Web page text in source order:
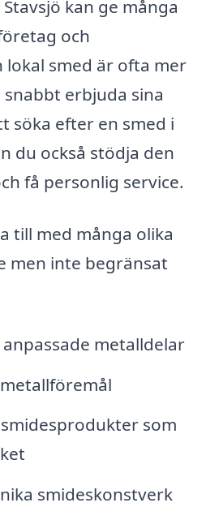
kan ge många
och
lokal smed är ofta mer
erbjuda sina
söka efter en smed i
du också stödja den
få personlig service.
till med många olika
men inte begränsat
metalldelar
som
smideskonstverk